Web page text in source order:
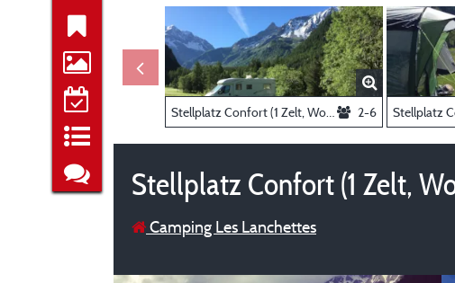
Stellplatz Confort (1 Zelt, Wohnwagen, Wohnmobil / 1 Auto / Strom 5A) 2-6
Stellplatz Confort (1 Zelt,
Camping Les Lanchettes